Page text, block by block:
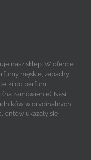
nasz sklep. W ofercie
męskie, zapachy
do perfum
zamówienie). Nasi
w oryginalnych
ukazały się